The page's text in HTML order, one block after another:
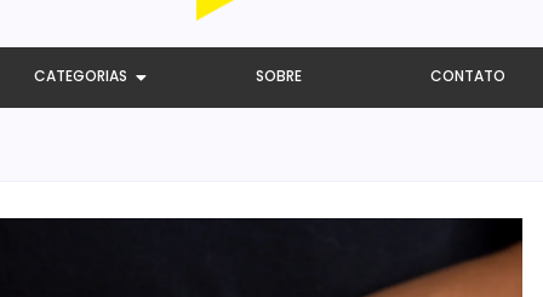
CATEGORIAS SOBRE CONTATO